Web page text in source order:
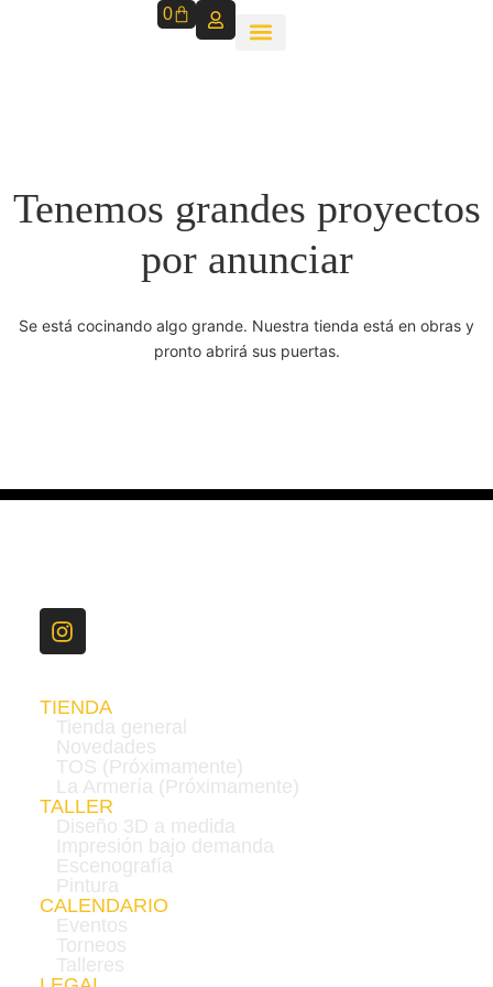
0
Tenemos grandes proyectos
por anunciar
Se está cocinando algo grande. Nuestra tienda está en obras y
pronto abrirá sus puertas.
TIENDA
Tienda general
Novedades
TOS (Próximamente)
La Armería (Próximamente)
TALLER
Diseño 3D a medida
Impresión bajo demanda
Escenografía
Pintura
CALENDARIO
Eventos
Torneos
Talleres